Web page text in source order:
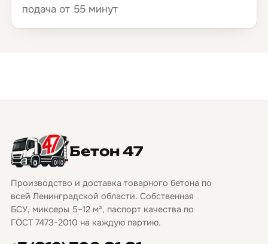
подача от 55 минут
Бетон 47
Производство и доставка товарного бетона по
всей Ленинградской области. Собственная
БСУ, миксеры 5–12 м³, паспорт качества по
ГОСТ 7473-2010 на каждую партию.